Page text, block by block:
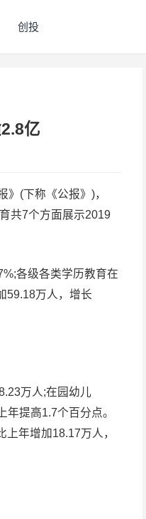
创投
亿
(下称《公报》)，
共7个方面展示2019
各级各类学历教育在
59.18万人，增长
万人;在园幼儿
提高1.7个百分点。
年增加18.17万人，